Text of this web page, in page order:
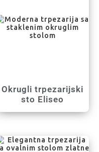
Okrugli trpezarijski
sto Eliseo